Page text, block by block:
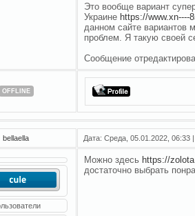
Это вообще вариант
Украине https://www.xn----
данном сайте
проблем. Я такую своей
Сообщение
OFFLINE
bellaella Дата: Среда, 05.01.2022,
Можно здесь https://
достаточно выбрать